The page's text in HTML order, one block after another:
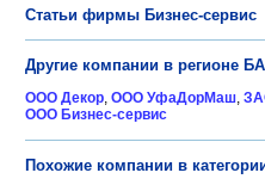
Статьи фирмы Бизнес-сервис
Другие компании в регионе
ООО Декор, ООО УфаДорМаш,
ООО Бизнес-сервис
Похожие компании в